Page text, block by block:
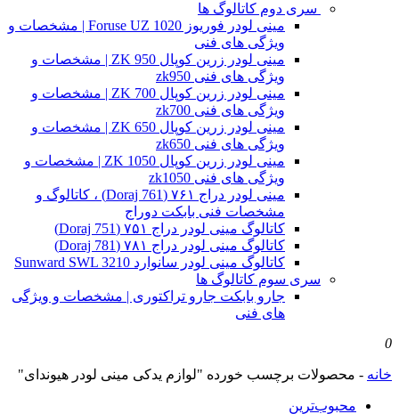
سری دوم کاتالوگ ها
مینی لودر فوریوز Foruse UZ 1020 | مشخصات و
ویژگی های فنی
مینی لودر زرین کوپال ZK 950 | مشخصات و
ویژگی های فنی zk950
مینی لودر زرین کوپال ZK 700 | مشخصات و
ویژگی های فنی zk700
مینی لودر زرین کوپال ZK 650 | مشخصات و
ویژگی های فنی zk650
مینی لودر زرین کوپال ZK 1050 | مشخصات و
ویژگی های فنی zk1050
مینی لودر دراج ۷۶۱ (Doraj 761) ، کاتالوگ و
مشخصات فنی بابکت دوراج
کاتالوگ مینی لودر دراج ۷۵۱ (Doraj 751)
کاتالوگ مینی لودر دراج ۷۸۱ (Doraj 781)
کاتالوگ مینی لودر سانوارد Sunward SWL 3210
سری سوم کاتالوگ ها
جارو بابکت جارو تراکتوری | مشخصات و ویژگی
های فنی
0
خانه - محصولات برچسب خورده "لوازم یدکی مینی لودر هیوندای"
محبوب‌ترین